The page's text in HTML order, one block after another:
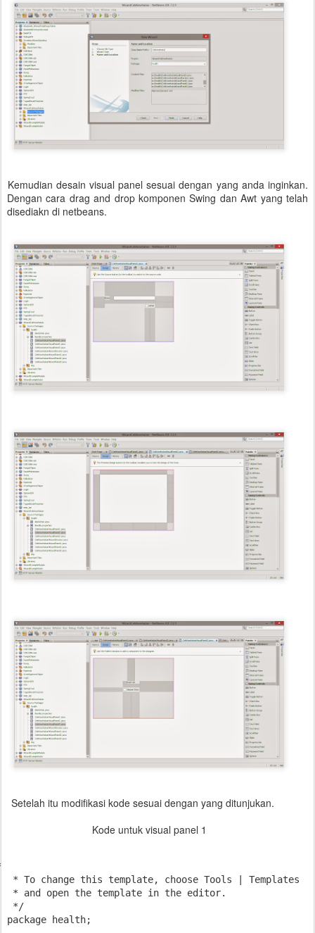
Kemudian desain visual panel sesuai dengan yang anda inginkan.
Dengan cara drag and drop komponen Swing dan Awt yang telah
disediakn di netbeans.
Setelah itu modifikasi kode sesuai dengan yang ditunjukan.
Kode untuk visual panel 1
* To change this template, choose Tools | Templates
* and open the template in the editor.
*/
package health;